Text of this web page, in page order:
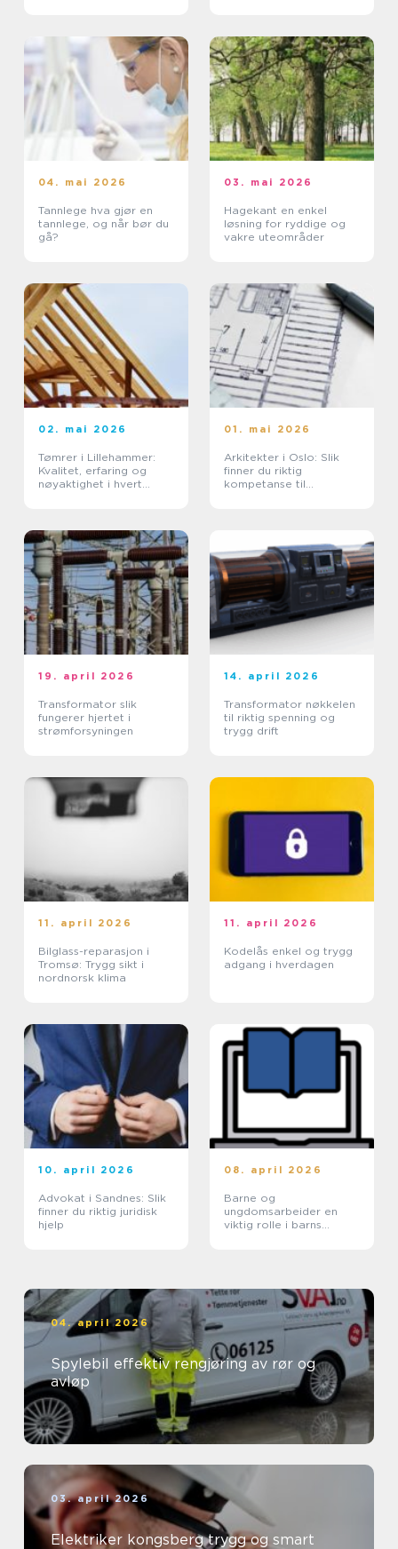
04. mai 2026
Tannlege hva gjør en
tannlege, og når bør du
gå?
03. mai 2026
Hagekant en enkel
løsning for ryddige og
vakre uteområder
02. mai 2026
Tømrer i Lillehammer:
Kvalitet, erfaring og
nøyaktighet i hvert
01. mai 2026
Arkitekter i Oslo: Slik
finner du riktig
kompetanse til
19. april 2026
Transformator slik
fungerer hjertet i
strømforsyningen
14. april 2026
Transformator nøkkelen
til riktig spenning og
trygg drift
11. april 2026
Bilglass-reparasjon i
Tromsø: Trygg sikt i
nordnorsk klima
11. april 2026
Kodelås enkel og trygg
adgang i hverdagen
10. april 2026
Advokat i Sandnes: Slik
finner du riktig juridisk
hjelp
08. april 2026
Barne og
ungdomsarbeider en
viktig rolle i barns
04. april 2026
Spylebil effektiv rengjøring av rør og
avløp
03. april 2026
Elektriker kongsberg trygg og smart